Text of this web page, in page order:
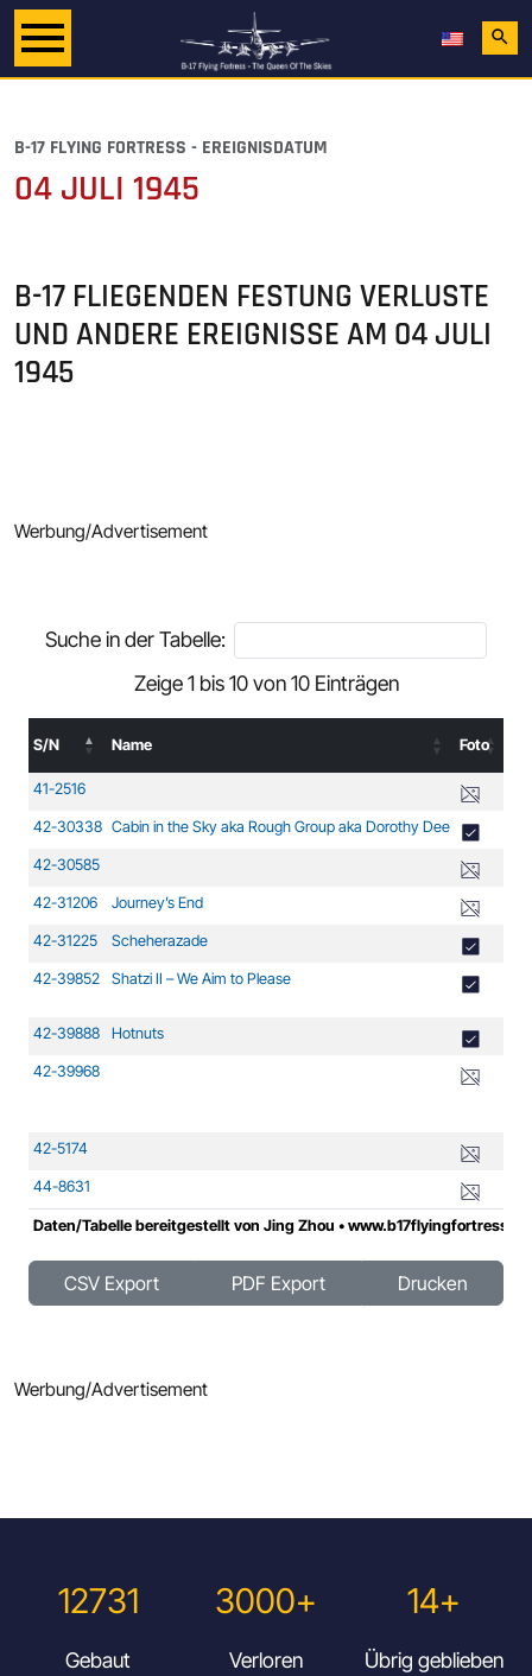
search
B-17 FLYING FORTRESS - EREIGNISDATUM
04 JULI 1945
B-17 FLIEGENDEN FESTUNG VERLUSTE
UND ANDERE EREIGNISSE AM 04 JULI
1945
Werbung/Advertisement
Suche in der Tabelle:
Zeige 1 bis 10 von 10 Einträgen
S/N Name Foto
Daten/Tabelle bereitgestellt von Jing Zhou •
S/N Foto
41-2516
42-30338 Cabin in the Sky aka Rough Group aka Dorothy Dee
42-30585
42-31206 Journey’s End
42-31225 Scheherazade
42-39852 Shatzi II – We Aim to Please
42-39888 Hotnuts
42-39968
42-5174
44-8631
Daten/Tabelle bereitgestellt von Jing Zhou •
CSV Export PDF Export Drucken
Werbung/Advertisement
12731
Gebaut
3000+
Verloren
14+
Übrig geblieben